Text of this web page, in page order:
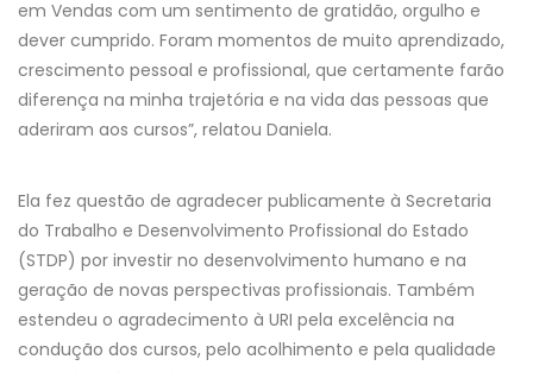
em Vendas com um sentimento de gratidão, orgulho e
dever cumprido. Foram momentos de muito aprendizado,
crescimento pessoal e profissional, que certamente farão
diferença na minha trajetória e na vida das pessoas que
aderiram aos cursos”, relatou Daniela.
Ela fez questão de agradecer publicamente à Secretaria
do Trabalho e Desenvolvimento Profissional do Estado
(STDP) por investir no desenvolvimento humano e na
geração de novas perspectivas profissionais. Também
estendeu o agradecimento à URI pela excelência na
condução dos cursos, pelo acolhimento e pela qualidade